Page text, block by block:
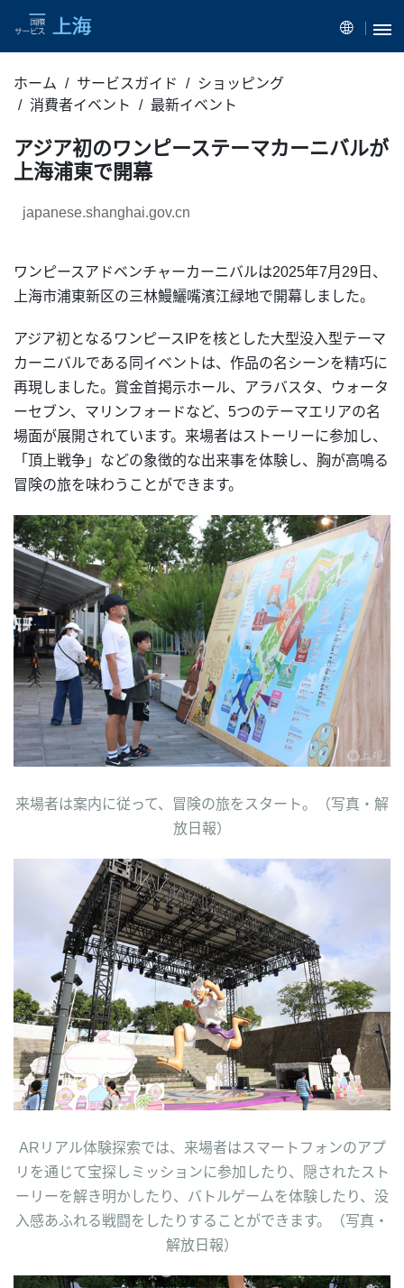
ホーム サービスガイド
ショッピング
消費者イベント
最新イベント
アジア初のワンピーステーマカーニバルが
上海浦東で開幕
japanese.shanghai.gov.cn
ワンピースアドベンチャーカーニバルは2025年7月29日、
上海市浦東新区の三林鰻鱺嘴濱江緑地で開幕しました。
アジア初となるワンピースIPを核とした大型没入型テーマ
カーニバルである同イベントは、作品の名シーンを精巧に
再現しました。賞金首掲示ホール、アラバスタ、ウォータ
ーセブン、マリンフォードなど、5つのテーマエリアの名
場面が展開されています。来場者はストーリーに参加し、
「頂上戦争」などの象徴的な出来事を体験し、胸が高鳴る
冒険の旅を味わうことができます。
来場者は案内に従って、冒険の旅をスタート。（写真・解
放日報）
ARリアル体験探索では、来場者はスマートフォンのアプ
リを通じて宝探しミッションに参加したり、隠されたスト
ーリーを解き明かしたり、バトルゲームを体験したり、没
入感あふれる戦闘をしたりすることができます。（写真・
解放日報）